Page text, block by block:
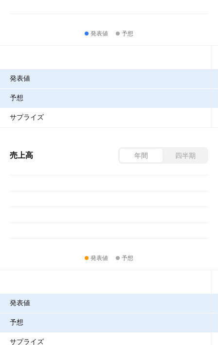
発表値 予想
発表値
予想
サプライズ
売上高 年間 四半期
発表値 予想
発表値
予想
サプライズ